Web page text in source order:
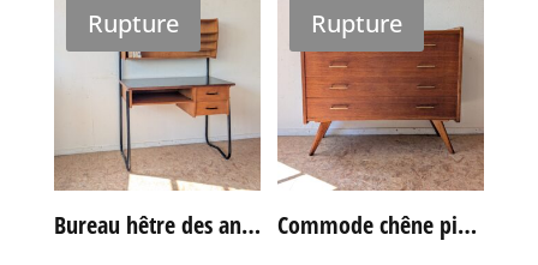
Rupture
Bureau hêtre des années 60
Rupture
Commode chêne pieds compas vintage